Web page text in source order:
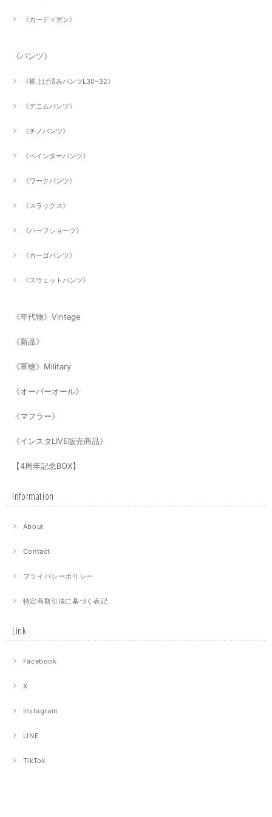
《カーディガン》
《パンツ》
《裾上げ済みパンツL30~32》
《デニムパンツ》
《チノパンツ》
《ペインターパンツ》
《ワークパンツ》
《スラックス》
《ハーフショーツ》
《カーゴパンツ》
《スウェットパンツ》
《年代物》Vintage
《新品》
《軍物》Military
《オーバーオール》
《マフラー》
《インスタLIVE販売商品》
【4周年記念BOX】
Information
About
Contact
プライバシーポリシー
特定商取引法に基づく表記
Link
Facebook
X
Instagram
LINE
TikTok